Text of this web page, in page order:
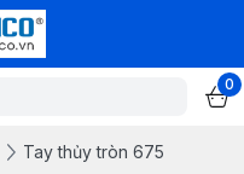
0
Tay thủy tròn 675